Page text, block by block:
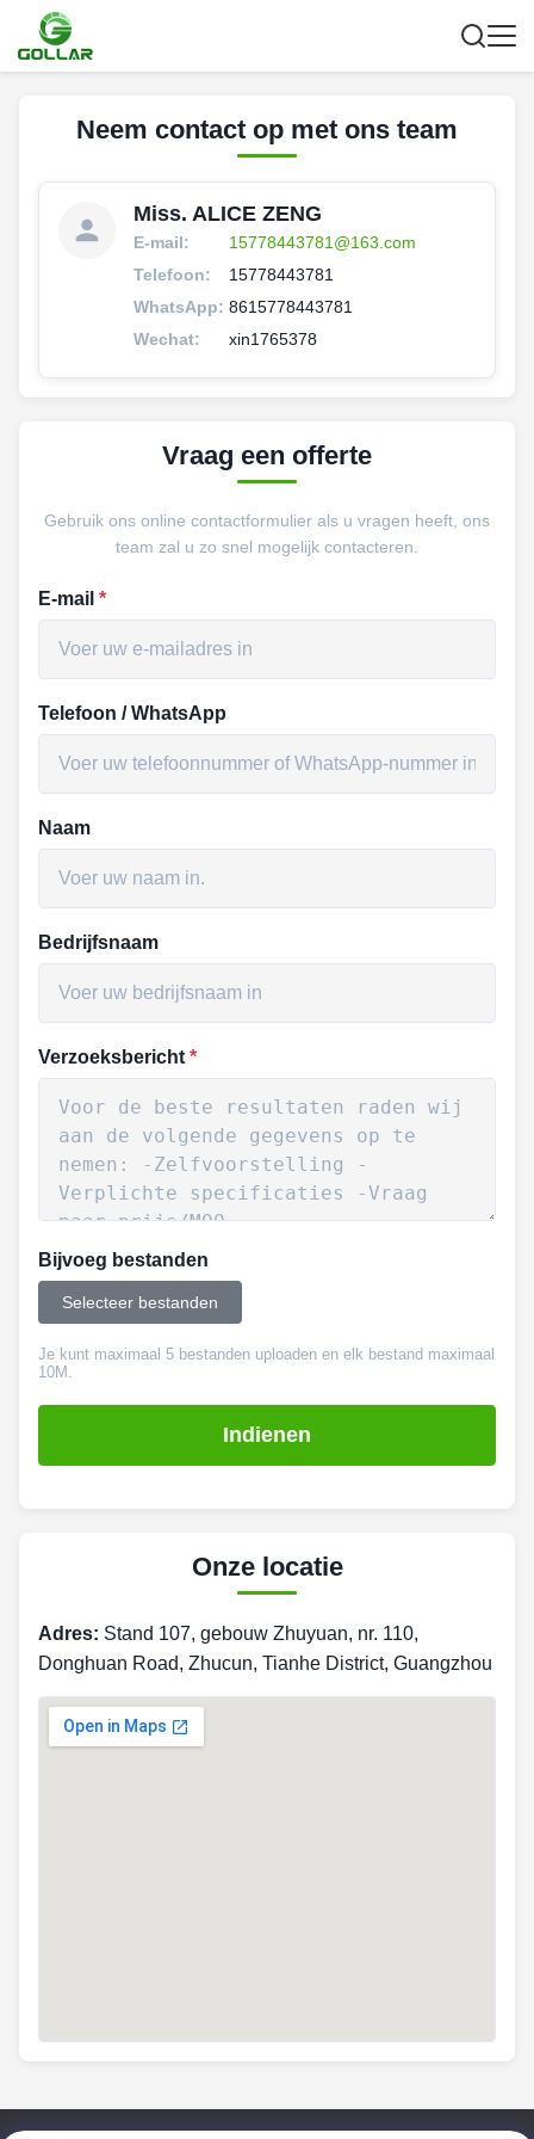
Neem contact op met ons team
Miss. ALICE ZENG
E-mail:
15778443781@163.com
Telefoon:
15778443781
WhatsApp: 8615778443781
Wechat:
xin1765378
Vraag een offerte
Gebruik ons online contactformulier als u vragen heeft, ons
team zal u zo snel mogelijk contacteren.
E-mail *
Telefoon / WhatsApp
Naam
Bedrijfsnaam
Verzoeksbericht *
Bijvoeg bestanden
Selecteer bestanden
Je kunt maximaal 5 bestanden uploaden en elk bestand maximaal
10M.
Indienen
Onze locatie
Adres: Stand 107, gebouw Zhuyuan, nr. 110,
Donghuan Road, Zhucun, Tianhe District, Guangzhou